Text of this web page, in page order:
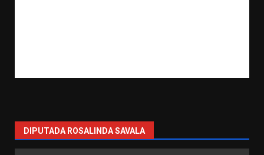
DIPUTADA ROSALINDA SAVALA